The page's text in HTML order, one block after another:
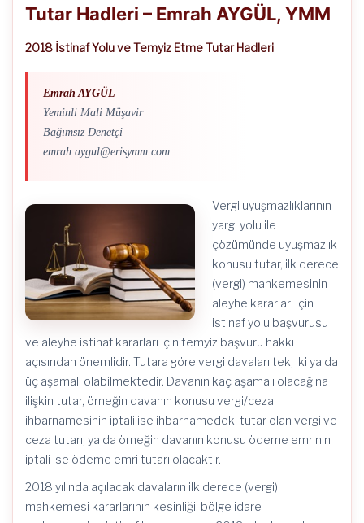
Tutar Hadleri – Emrah AYGÜL, YMM
2018 İstinaf Yolu ve Temyiz Etme Tutar Hadleri
Emrah AYGÜL
Yeminli Mali Müşavir
Bağımsız Denetçi
emrah.aygul@erisymm.com
Vergi uyuşmazlıklarının
yargı yolu ile
çözümünde uyuşmazlık
konusu tutar, ilk derece
(vergi) mahkemesinin
aleyhe kararları için
istinaf yolu başvurusu
ve aleyhe istinaf kararları için temyiz başvuru hakkı
açısından önemlidir. Tutara göre vergi davaları tek, iki ya da
üç aşamalı olabilmektedir. Davanın kaç aşamalı olacağına
ilişkin tutar, örneğin davanın konusu vergi/ceza
ihbarnamesinin iptali ise ihbarnamedeki tutar olan vergi ve
ceza tutarı, ya da örneğin davanın konusu ödeme emrinin
iptali ise ödeme emri tutarı olacaktır.
2018 yılında açılacak davaların ilk derece (vergi)
mahkemesi kararlarının kesinliği, bölge idare